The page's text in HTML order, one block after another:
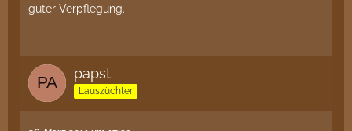
guter Verpflegung.
papst
Lauszüchter